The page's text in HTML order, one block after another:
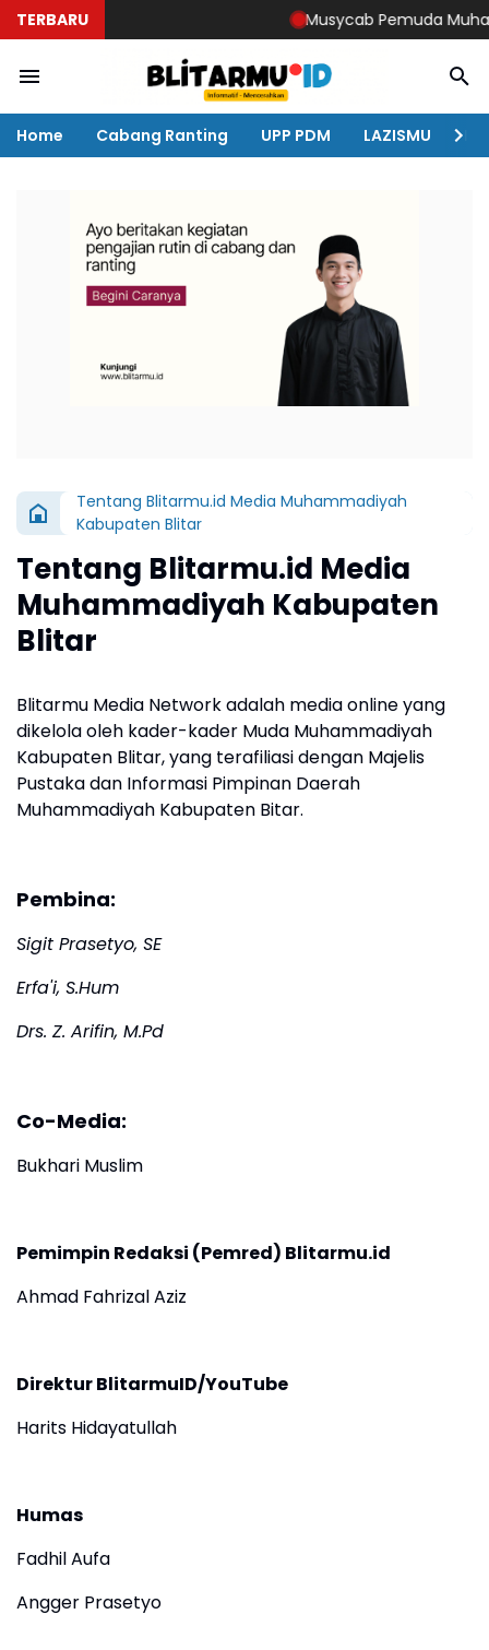
TERBARU Musycab Pemuda
Home Cabang Ranting UPP PDM LAZISMU
Tentang Blitarmu.id Media Muhammadiyah
Kabupaten Blitar
Tentang Blitarmu.id Media
Muhammadiyah Kabupaten
Blitar
Blitarmu Media Network adalah media online yang
dikelola oleh kader-kader Muda Muhammadiyah
Kabupaten Blitar, yang terafiliasi dengan Majelis
Pustaka dan Informasi Pimpinan Daerah
Muhammadiyah Kabupaten Bitar.
Pembina:
Sigit Prasetyo, SE
Erfa'i, S.Hum
Drs. Z. Arifin, M.Pd
Co-Media:
Bukhari Muslim
Pemimpin Redaksi (Pemred) Blitarmu.id
Ahmad Fahrizal Aziz
Direktur BlitarmuID/YouTube
Harits Hidayatullah
Humas
Fadhil Aufa
Angger Prasetyo